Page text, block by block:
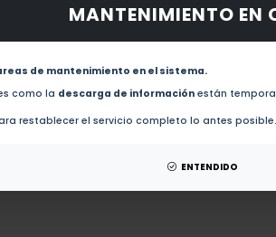
MANTENIMIENTO EN
de mantenimiento en el sistema.
como la descarga de información están
restablecer el servicio completo lo antes
ENTENDIDO
de este autor.
Conjunto de muebles portables para Dj (2011)
de este autor.